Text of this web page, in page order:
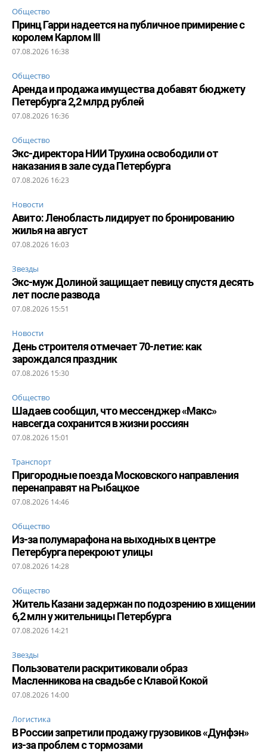
Общество
Принц Гарри надеется на публичное примирение с
королем Карлом III
07.08.2026 16:38
Общество
Аренда и продажа имущества добавят бюджету
Петербурга 2,2 млрд рублей
07.08.2026 16:36
Общество
Экс-директора НИИ Трухина освободили от
наказания в зале суда Петербурга
07.08.2026 16:23
Новости
Авито: Ленобласть лидирует по бронированию
жилья на август
07.08.2026 16:03
Звезды
Экс-муж Долиной защищает певицу спустя десять
лет после развода
07.08.2026 15:51
Новости
День строителя отмечает 70-летие: как
зарождался праздник
07.08.2026 15:30
Общество
Шадаев сообщил, что мессенджер «Макс»
навсегда сохранится в жизни россиян
07.08.2026 15:01
Транспорт
Пригородные поезда Московского направления
перенаправят на Рыбацкое
07.08.2026 14:46
Общество
Из-за полумарафона на выходных в центре
Петербурга перекроют улицы
07.08.2026 14:28
Общество
Житель Казани задержан по подозрению в хищении
6,2 млн у жительницы Петербурга
07.08.2026 14:21
Звезды
Пользователи раскритиковали образ
Масленникова на свадьбе с Клавой Кокой
07.08.2026 14:00
Логистика
В России запретили продажу грузовиков «Дунфэн»
из-за проблем с тормозами